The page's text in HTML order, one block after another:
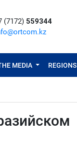
(7172) 559344
MEDIA REGIONS